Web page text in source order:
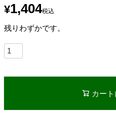
¥1,404税込
残りわずかです。
カー